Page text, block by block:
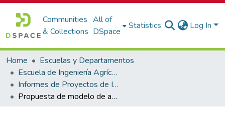
Communities
& Collections
All of
DSpace
Statistics Log In
Home
Escuelas y Departamentos
Escuela de Ingeniería Agrícola
Informes de Proyectos de Investigación
Propuesta de modelo de automatización de los sistemas de riego mediante aplicación de técnicas de agricultura de precisión para los productores de la Sociedad de Usuarios de Agua (SUA) del proyecto Sanatorio Durán, Cartago